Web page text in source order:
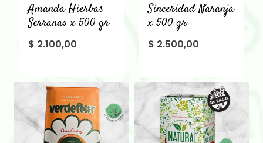
Amanda Hierbas
Serranas x 500 gr
$ 2.100,00
Sinceridad Naranja
x 500 gr
$ 2.500,00